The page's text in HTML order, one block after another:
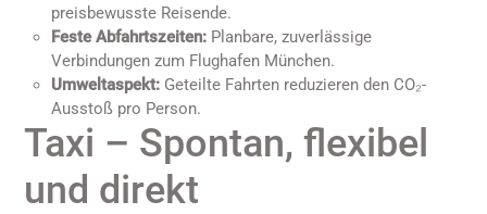
preisbewusste Reisende.
Feste Abfahrtszeiten: Planbare, zuverlässige
Verbindungen zum Flughafen München.
Umweltaspekt: Geteilte Fahrten reduzieren den CO₂-
Ausstoß pro Person.
Taxi – Spontan, flexibel
und direkt